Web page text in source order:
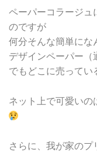
ペーパーコラージュ
のですが
何分そんな簡単に
デザインペーパー（
でもどこに売ってい
ネット上で可愛いの
さらに、我が家のプ